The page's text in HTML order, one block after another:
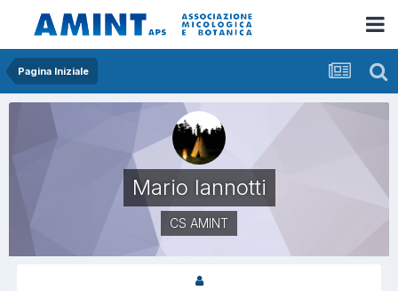
Pagina Iniziale
Mario Iannotti
CS AMINT